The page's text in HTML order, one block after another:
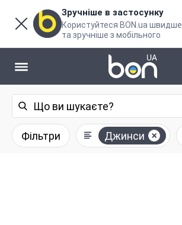
Зручніше в застосунку
Користуйтеся BON.ua швидше
та зручніше з мобільного
Фільтри Джинси